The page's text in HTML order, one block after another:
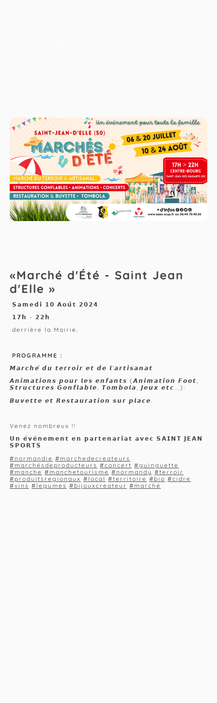
«Marché d'Été - Saint Jean
d'Elle »
𝗦𝗮𝗺𝗲𝗱𝗶 𝟭𝟬 𝗔𝗼𝘂̂𝘁 𝟮𝟬𝟮𝟰
𝟭𝟳𝗵 - 𝟮𝟮𝗵
derrière la Mairie.
PROGRAMME :
𝙈𝙖𝙧𝙘𝙝𝙚́ 𝙙𝙪 𝙩𝙚𝙧𝙧𝙤𝙞𝙧 𝙚𝙩 𝙙𝙚 𝙡’𝙖𝙧𝙩𝙞𝙨𝙖𝙣𝙖𝙩
𝘼𝙣𝙞𝙢𝙖𝙩𝙞𝙤𝙣𝙨 𝙥𝙤𝙪𝙧 𝙡𝙚𝙨 𝙚𝙣𝙛𝙖𝙣𝙩𝙨 (𝘼𝙣𝙞𝙢𝙖𝙩𝙞𝙤𝙣 𝙁𝙤𝙤𝙩,
𝙎𝙩𝙧𝙪𝙘𝙩𝙪𝙧𝙚𝙨 𝙂𝙤𝙣𝙛𝙡𝙖𝙗𝙡𝙚, 𝙏𝙤𝙢𝙗𝙤𝙡𝙖, 𝙅𝙚𝙪𝙭 𝙚𝙩𝙘...):
𝘽𝙪𝙫𝙚𝙩𝙩𝙚 𝙚𝙩 𝙍𝙚𝙨𝙩𝙖𝙪𝙧𝙖𝙩𝙞𝙤𝙣 𝙨𝙪𝙧 𝙥𝙡𝙖𝙘𝙚.
Venez nombreux !!
𝗨𝗻 𝗲́𝘃𝗲̀𝗻𝗲𝗺𝗲𝗻𝘁 𝗲𝗻 𝗽𝗮𝗿𝘁𝗲𝗻𝗮𝗿𝗶𝗮𝘁 𝗮𝘃𝗲𝗰 𝗦𝗔𝗜𝗡𝗧 𝗝𝗘𝗔𝗡
𝗦𝗣𝗢𝗥𝗧𝗦
#normandie #marchedecreateurs
#marchésdeproducteurs #concert #guinguette
#manche #manchetourisme #normandy #terroir
#produitsregionaux #local #territoire #bio #cidre
#vins #legumes #bijouxcreateur #marché